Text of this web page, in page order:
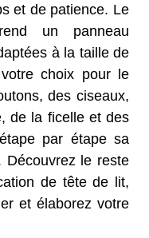
et de patience. Le
un panneau
à la taille de
choix pour le
des ciseaux,
de la ficelle et des
par étape sa
Découvrez le reste
de tête de lit,
et élaborez votre